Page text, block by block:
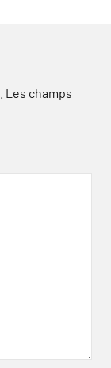
Les champs